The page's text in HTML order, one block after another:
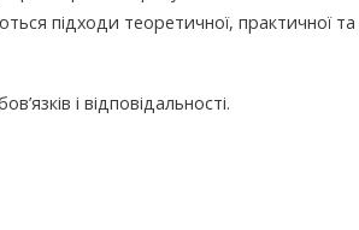
підходи теоретичної, практичної та
і відповідальності.